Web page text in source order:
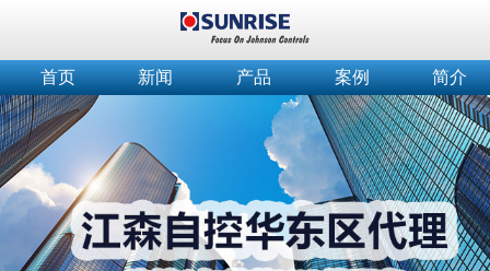
首页 新闻 产品 案例 简介